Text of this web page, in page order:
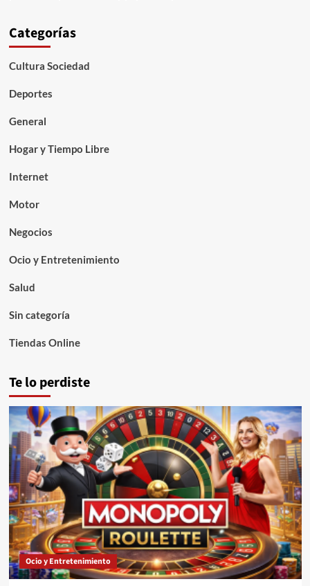
Categorías
Cultura Sociedad
Deportes
General
Hogar y Tiempo Libre
Internet
Motor
Negocios
Ocio y Entretenimiento
Salud
Sin categoría
Tiendas Online
Te lo perdiste
Ocio y Entretenimiento